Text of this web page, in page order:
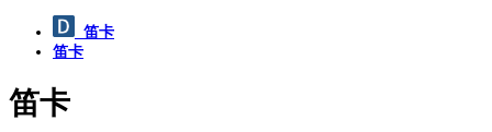
笛卡
笛卡
笛卡